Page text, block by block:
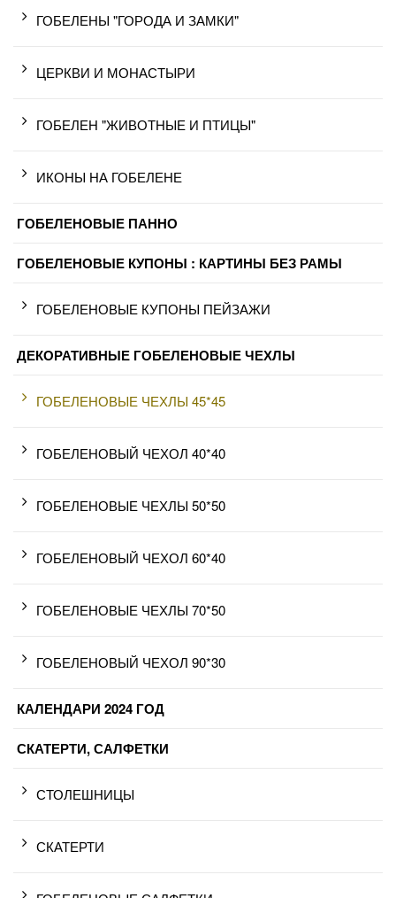
ГОБЕЛЕНЫ "ГОРОДА И ЗАМКИ"
ЦЕРКВИ И МОНАСТЫРИ
ГОБЕЛЕН "ЖИВОТНЫЕ И ПТИЦЫ"
ИКОНЫ НА ГОБЕЛЕНЕ
ГОБЕЛЕНОВЫЕ ПАННО
ГОБЕЛЕНОВЫЕ КУПОНЫ : КАРТИНЫ БЕЗ РАМЫ
ГОБЕЛЕНОВЫЕ КУПОНЫ ПЕЙЗАЖИ
ДЕКОРАТИВНЫЕ ГОБЕЛЕНОВЫЕ ЧЕХЛЫ
ГОБЕЛЕНОВЫЕ ЧЕХЛЫ 45*45
ГОБЕЛЕНОВЫЙ ЧЕХОЛ 40*40
ГОБЕЛЕНОВЫЕ ЧЕХЛЫ 50*50
ГОБЕЛЕНОВЫЙ ЧЕХОЛ 60*40
ГОБЕЛЕНОВЫЕ ЧЕХЛЫ 70*50
ГОБЕЛЕНОВЫЙ ЧЕХОЛ 90*30
КАЛЕНДАРИ 2024 ГОД
СКАТЕРТИ, САЛФЕТКИ
СТОЛЕШНИЦЫ
СКАТЕРТИ